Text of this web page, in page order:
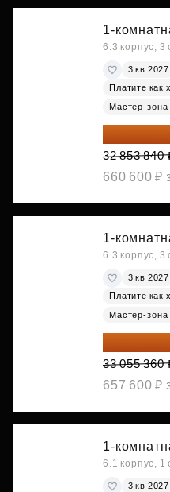
1-
6.3 корпус,
3 кв 2027
Платите как
Мастер-зона
24 640
32 853 840
660 600 ₽
1-
6.3 корпус,
3 кв 2027
Платите как
Мастер-зона
24 791
33 055 360
657 600 ₽
1-
6.1 корпус,
3 кв 2027